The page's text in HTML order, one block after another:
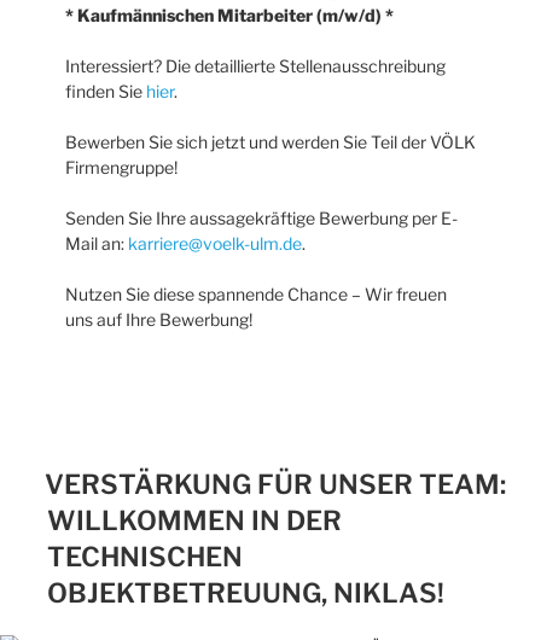
* Kaufmännischen Mitarbeiter (m/w/d) *
Interessiert? Die detaillierte Stellenausschreibung
finden Sie hier.
Bewerben Sie sich jetzt und werden Sie Teil der VÖLK
Firmengruppe!
Senden Sie Ihre aussagekräftige Bewerbung per E-
Mail an: karriere@voelk-ulm.de.
Nutzen Sie diese spannende Chance – Wir freuen
uns auf Ihre Bewerbung!
VERSTÄRKUNG FÜR UNSER TEAM:
WILLKOMMEN IN DER
TECHNISCHEN
OBJEKTBETREUUNG, NIKLAS!